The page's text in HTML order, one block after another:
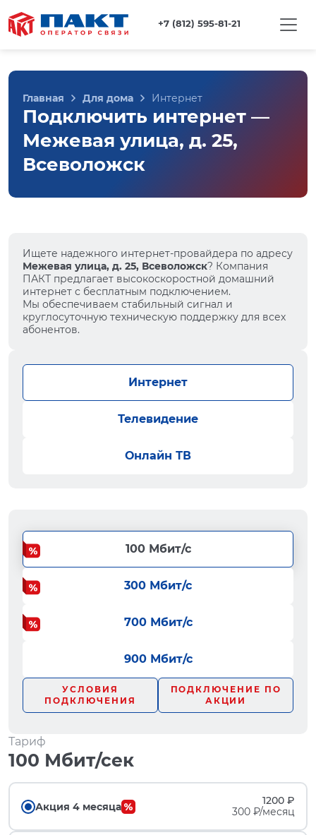
+7 (812) 595-81-21
Главная Для дома Интернет
Подключить интернет —
Межевая улица, д. 25,
Всеволожск
Ищете надежного интернет-провайдера по адресу
Межевая улица, д. 25, Всеволожск? Компания
ПАКТ предлагает высокоскоростной домашний
интернет с бесплатным подключением.
Мы обеспечиваем стабильный сигнал и
круглосуточную техническую поддержку для всех
абонентов.
Интернет
Телевидение
Онлайн ТВ
100 Мбит/с
300 Мбит/с
700 Мбит/с
900 Мбит/с
УСЛОВИЯ
ПОДКЛЮЧЕНИЯ
ПОДКЛЮЧЕНИЕ ПО
АКЦИИ
Тариф
100 Мбит/сек
Акция 4 месяца
1200 ₽
300 ₽/месяц